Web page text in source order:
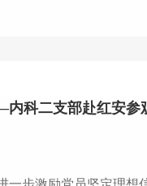
科二支部赴红安参